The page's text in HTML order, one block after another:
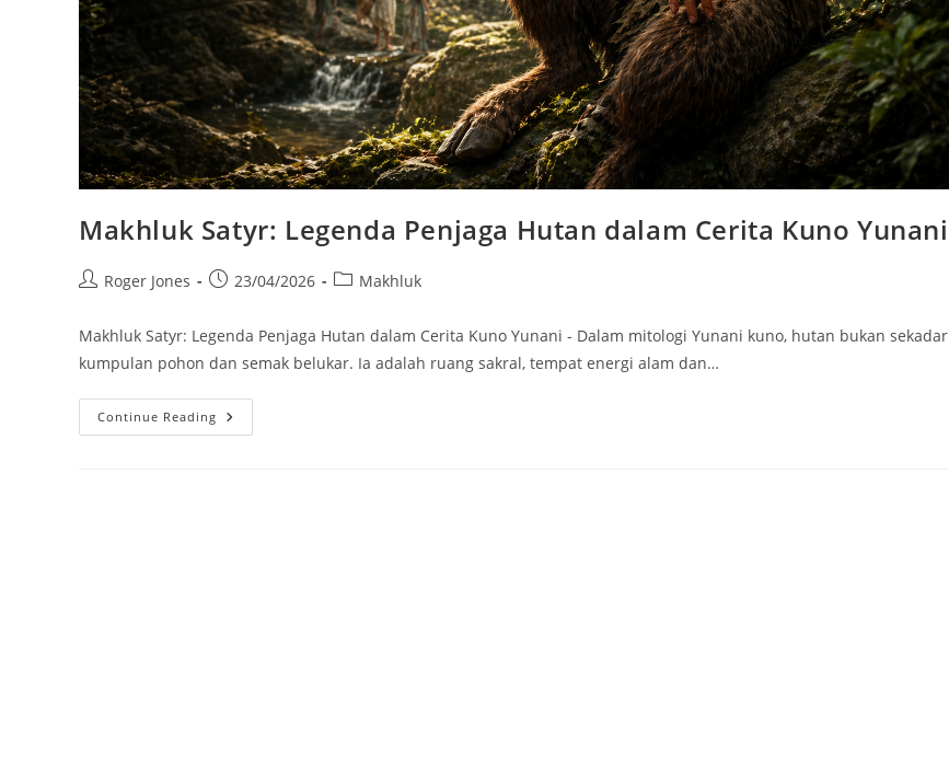
Makhluk Satyr: Legenda Penjaga Hutan dalam Cerita Kuno Yunani
PostRoger Jones
Post23/04/2026
PostMakhluk
Makhluk Satyr: Legenda Penjaga Hutan dalam Cerita Kuno Yunani - Dalam mitologi Yunani kuno, hutan bukan sekadar
kumpulan pohon dan semak belukar. Ia adalah ruang sakral, tempat energi alam dan…
Continue Reading Makhluk
Satyr: